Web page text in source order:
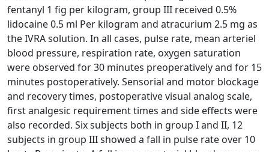
fentanyl 1 fig per kilogram, group III received 0.5%
lidocaine 0.5 ml Per kilogram and atracurium 2.5 mg as
the IVRA solution. In all cases, pulse rate, mean arteriel
blood pressure, respiration rate, oxygen saturation
were observed for 30 minutes preoperatively and for 15
minutes postoperatively. Sensorial and motor blockage
and recovery times, postoperative visual analog scale,
first analgesic requirement times and side effects were
also recorded. Six subjects both in group I and II, 12
subjects in group III showed a fall in pulse rate over 10